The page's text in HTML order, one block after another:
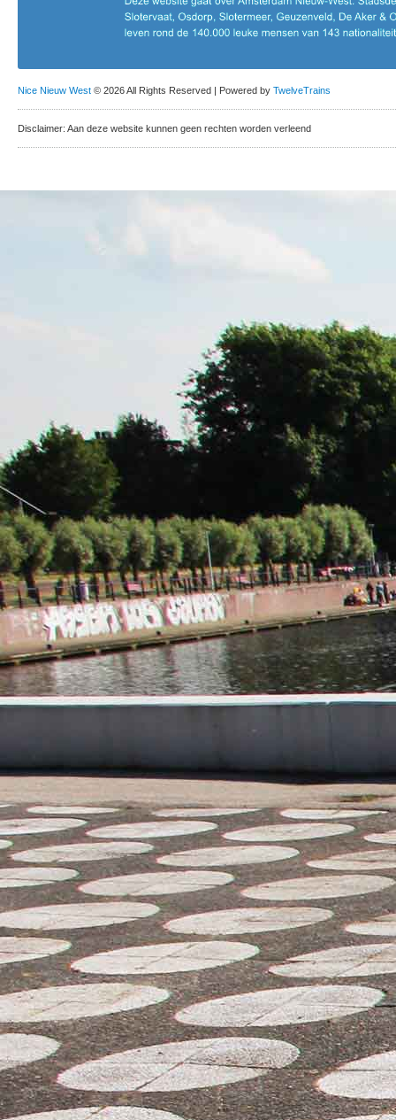
Nice Nieuw West © 2026 All Rights Reserved | Powered by TwelveTrains
Disclaimer: Aan deze website kunnen geen rechten worden verleend